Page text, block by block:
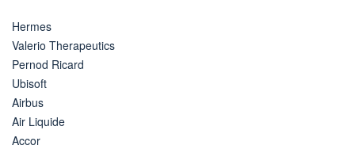
Hermes
Valerio Therapeutics
Pernod Ricard
Ubisoft
Airbus
Air Liquide
Accor